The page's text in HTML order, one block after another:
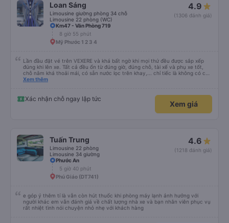
Loan Sáng
Limousine giường phòng 34 chỗ
Limousine 22 phòng (WC)
4.9
(1306 đánh giá)
Km47 - Văn Phòng 719
8 giờ 55 phút
Mỹ Phước 1 2 3 4
Lần đầu đặt vé trên VEXERE và khá bất ngờ khi mọi thứ đều được sắp xếp
đúng khi lên xe. Tất cả đều ổn từ đúng giờ, đúng chỗ, tài xế và phụ xe tốt,
chỗ nằm khá thoải mái, có sẵn nước lọc trên khay,... chỉ tiếc là không có chỗ
để sạc pin thôi. Nhưng vậy cũng quá ổn rồi!
Xem thêm
Xác nhận chỗ ngay lập tức
Xem giá
Tuấn Trung
Limousine 22 phòng
Limousine 34 giường
4.6
(1218 đánh giá)
Phước An
5 giờ 40 phút
Phú Giáo (DT741)
e góp ý thêm tí là vẫn còn hút thuốc khi phòng máy lạnh ảnh hưởng với
người khác em vẫn đánh giá về chất lượng nhà xe và bạn nhân viên phục vụ
rất nhiệt tình nói chuyện nhỏ nhẹ với khách hàng